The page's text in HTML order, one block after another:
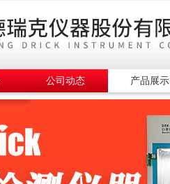
公司动态 产品展示